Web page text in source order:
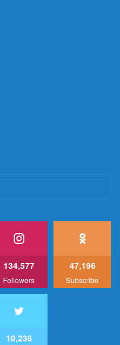
134,577
Followers
47,196
Subscribe
10,236